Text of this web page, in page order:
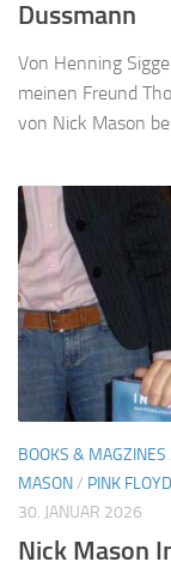
Dussmann
Von Henning
meinen Freund
von Nick Mason
BOOKS & MAGZINES
MASON/ PINK FLOYD
30. JANUAR 2026
Nick Mason